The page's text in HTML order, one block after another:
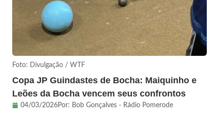
Foto: Divulgação / WTF
Copa JP Guindastes de Bocha: Maiquinho e
Leões da Bocha vencem seus confrontos
04/03/2026Por: Bob Gonçalves - Rádio Pomerode